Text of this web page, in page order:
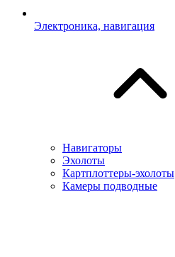
Электроника, навигация
Навигаторы
Эхолоты
Картплоттеры-эхолоты
Камеры подводные